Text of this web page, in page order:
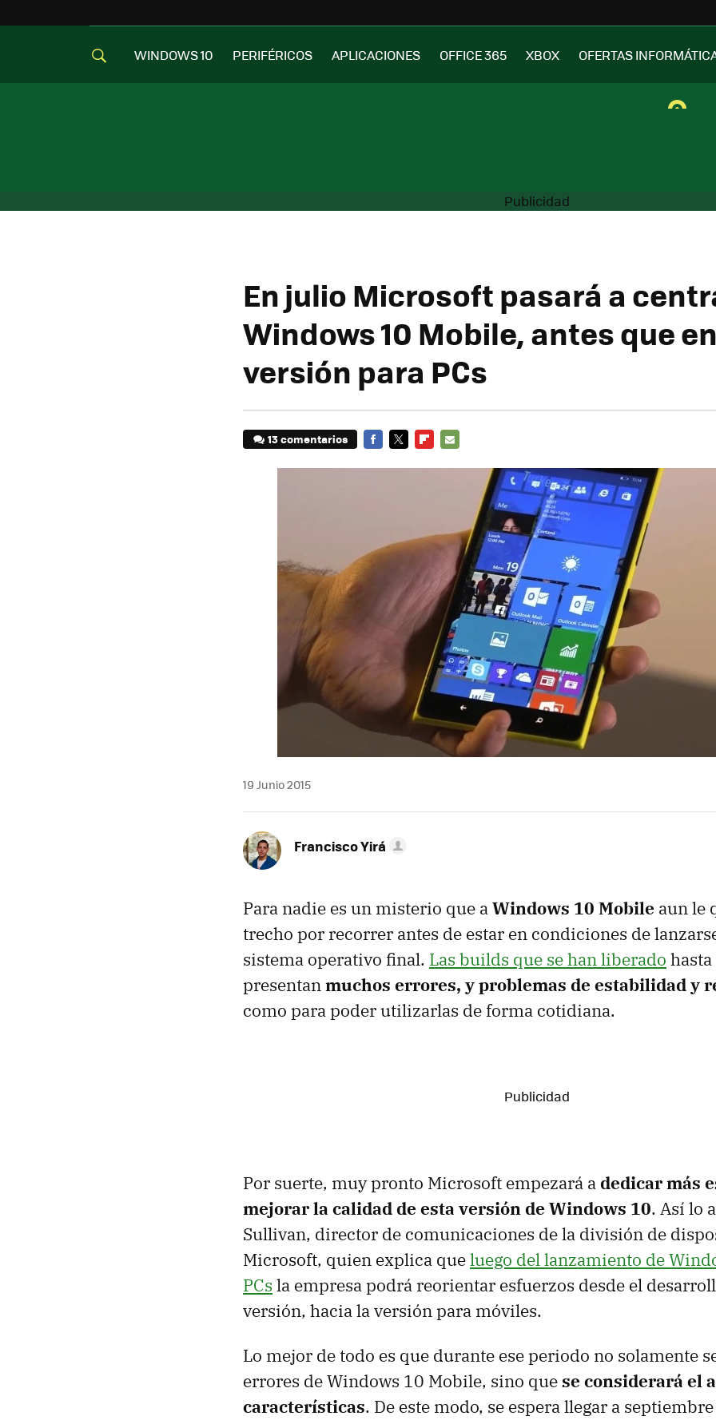
WINDOWS 10 PERIFÉRICOS APLICACIONES OFFICE 365 XBOX OFERTAS
En julio Microsoft pasará a
Windows 10 Mobile, antes que
versión para PCs
13 comentarios
19 Junio 2015
Francisco Yirá
Para nadie es un misterio que aWindows 10 Mobile aun le
trecho por recorrer antes de estar en condiciones de
sistema operativo final. Las builds que se han liberado
presentanmuchos errores, y problemas de estabilidad y
como para poder utilizarlas de forma cotidiana.
Por suerte, muy pronto Microsoft empezará adedicar más
mejorar la calidad de esta versión de Windows 10. Así lo
Sullivan, director de comunicaciones de la división de
Microsoft, quien explica queluego del lanzamiento de
PCs la empresa podrá reorientar esfuerzos desde el
versión, hacia la versión para móviles.
Lo mejor de todo es que durante ese periodo no solamente
errores de Windows 10 Mobile, sino quese considerará el
características. De este modo, se espera llegar a